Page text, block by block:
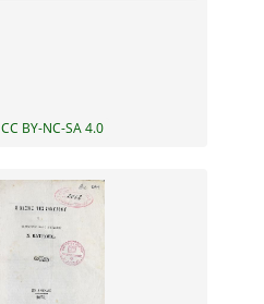
CC BY-NC-SA 4.0